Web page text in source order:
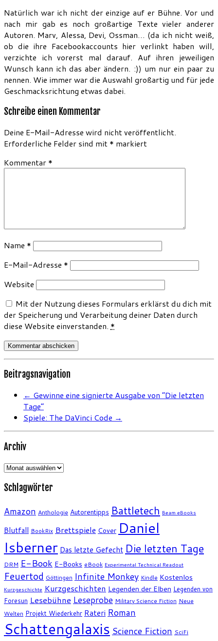
Natürlich war ich nicht der einzige auf er Bühne. Vor und
nach mir gab es noch großartige Texte vieler anderer
Autoren. Marv, Alessa, Devi, Ossman… (da ich nicht weiß,
ob die ihre Facebookaccounts hier verlinkt haben will,
verzichte ich vorerst mal darauf. Auf ihren jeweiligen
Wunsch kann ich das aber ändern. :)) um nur ein paar zu
nennen. Wie immer war die Auswahl großartig und für jede
Geschmacksrichtung etwas dabei.
Schreibe einen Kommentar
Deine E-Mail-Adresse wird nicht veröffentlicht.
Erforderliche Felder sind mit * markiert
Kommentar *
Name *
E-Mail-Adresse *
Website
Mit der Nutzung dieses Formulars erklärst du dich mit
der Speicherung und Verarbeitung deiner Daten durch
diese Website einverstanden. *
Beitragsnavigation
← Gewinne eine signierte Ausgabe von “Die letzten
Tage”
Spiele: The DaVinci Code →
Archiv
Archiv
Schlagwörter
Amazon Anthologie Autorentipps Battletech Beam eBooks
Blutfall BookRix Brettspiele Cover Daniel
Isberner Das letzte Gefecht Die letzten Tage
DRM E-Book E-Books eBook Experimental Technical Readout
Feuertod Göttingen Infinite Monkey Kindle Kostenlos
Kurzgeschichte Kurzgeschichten Legenden der Elben Legenden von
Foresun Lesebühne Leseprobe Military Science Fiction Neue
Welten Projekt Wiederkehr Rateri Roman
Schattengalaxis Science Fiction SciFi